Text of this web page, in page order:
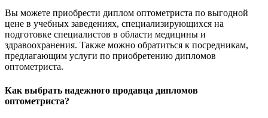
Вы можете приобрести диплом оптометриста по выгодной
цене в учебных заведениях, специализирующихся на
подготовке специалистов в области медицины и
здравоохранения. Также можно обратиться к посредникам,
предлагающим услуги по приобретению дипломов
оптометриста.
Как выбрать надежного продавца дипломов
оптометриста?